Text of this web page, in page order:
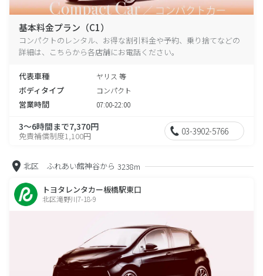
基本料金プラン（C1）
コンパクトのレンタル、お得な割引料金や予約、乗り捨てなどの
詳細は、こちらから各店舗にお電話ください。
代表車種 ヤリス 等
ボディタイプ コンパクト
営業時間 07:00-22:00
3～6時間まで7,370円
免責補償制度1,100円 03-3902-5766
北区 ふれあい館神谷から 3238m
トヨタレンタカー板橋駅東口
北区滝野川7-18-9